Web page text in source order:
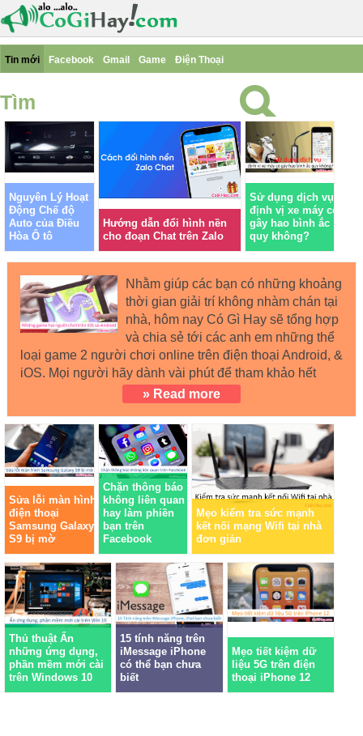
Tin mới Facebook Gmail Game Điện Thoại
Tìm
Nguyên Lý Hoạt
Động Chế độ
Auto của Điều
Hòa Ô tô
Hướng dẫn đổi hình nền
cho đoạn Chat trên Zalo
Sử dụng dịch vụ
định vị xe máy có
gây hao bình ắc
quy không?
Nhằm giúp các bạn có những khoảng
thời gian giải trí không nhàm chán tại
nhà, hôm nay Có Gì Hay sẽ tổng hợp
và chia sẻ tới các anh em những thể
loại game 2 người chơi online trên điện thoại Android, &
iOS. Mọi người hãy dành vài phút để tham khảo hết
» Read more
Sửa lỗi màn hình
điện thoại
Samsung Galaxy
S9 bị mờ
Chặn thông báo
không liên quan
hay làm phiền
bạn trên
Facebook
Mẹo kiểm tra sức mạnh
kết nối mạng Wifi tại nhà
đơn giản
Thủ thuật Ẩn
những ứng dụng,
phần mềm mới cài
trên Windows 10
15 tính năng trên
iMessage iPhone
có thể bạn chưa
biết
Mẹo tiết kiệm dữ
liệu 5G trên điện
thoại iPhone 12